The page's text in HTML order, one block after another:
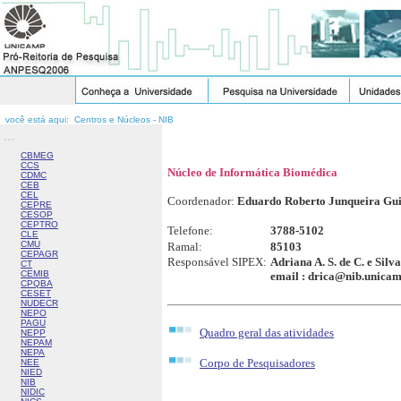
você está aqui: Centros e Núcleos - NIB
...
CBMEG
CCS
CDMC
CEB
CEL
CEPRE
CESOP
CEPTRO
CLE
CMU
CEPAGR
CT
CEMIB
CPQBA
CESET
NUDECR
NEPO
PAGU
NEPP
NEPAM
NEPA
NEE
NIED
NIB
NIDIC
Núcleo de Informática Biomédica
Coordenador: Eduardo Roberto Junqueira
Telefone:
3788-5102
Ramal:
85103
Responsável SIPEX: Adriana A. S. de C. e
email :
Quadro geral das atividades
Corpo de Pesquisadores